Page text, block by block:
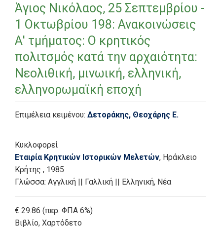
Άγιος Νικόλαος, 25 Σεπτεμβρίου -
1 Οκτωβρίου 198: Ανακοινώσεις
Α' τμήματος: Ο κρητικός
πολιτσμός κατά την αρχαιότητα:
Νεολιθική, μινωική, ελληνική,
ελληνορωμαϊκή εποχή
Επιμέλεια κειμένου: Δετοράκης, Θεοχάρης Ε.
Κυκλοφορεί
Εταιρία Κρητικών Ιστορικών Μελετών, Ηράκλειο
Κρήτης , 1985
Γλώσσα: Αγγλική || Γαλλική || Ελληνική, Νέα
€ 29.86 (περ. ΦΠΑ 6%)
Βιβλίο, Χαρτόδετο